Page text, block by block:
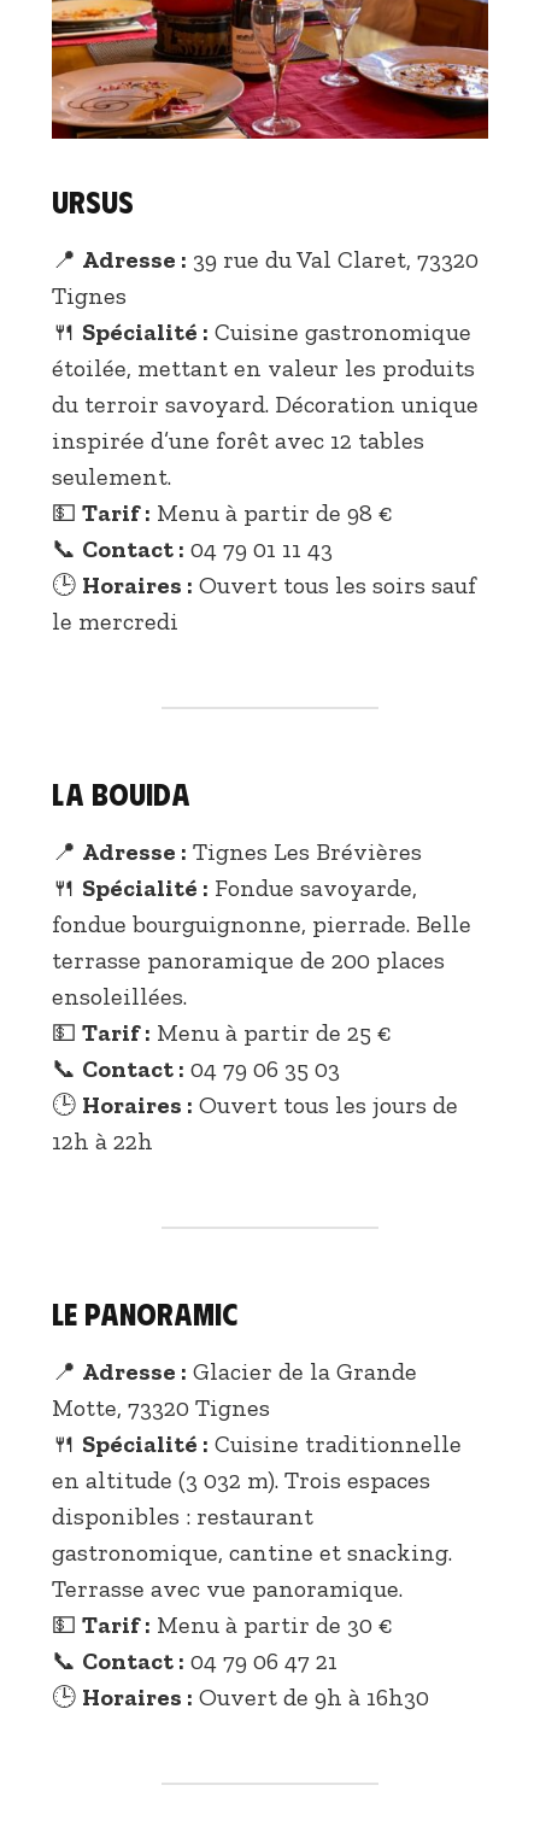
Ursus
📍 Adresse : 39 rue du Val Claret, 73320
Tignes
🍴 Spécialité : Cuisine gastronomique
étoilée, mettant en valeur les produits
du terroir savoyard. Décoration unique
inspirée d’une forêt avec 12 tables
seulement.
💵 Tarif : Menu à partir de 98 €
📞 Contact : 04 79 01 11 43
🕒 Horaires : Ouvert tous les soirs sauf
le mercredi
La Bouida
📍 Adresse : Tignes Les Brévières
🍴 Spécialité : Fondue savoyarde,
fondue bourguignonne, pierrade. Belle
terrasse panoramique de 200 places
ensoleillées.
💵 Tarif : Menu à partir de 25 €
📞 Contact : 04 79 06 35 03
🕒 Horaires : Ouvert tous les jours de
12h à 22h
Le Panoramic
📍 Adresse : Glacier de la Grande
Motte, 73320 Tignes
🍴 Spécialité : Cuisine traditionnelle
en altitude (3 032 m). Trois espaces
disponibles : restaurant
gastronomique, cantine et snacking.
Terrasse avec vue panoramique.
💵 Tarif : Menu à partir de 30 €
📞 Contact : 04 79 06 47 21
🕒 Horaires : Ouvert de 9h à 16h30